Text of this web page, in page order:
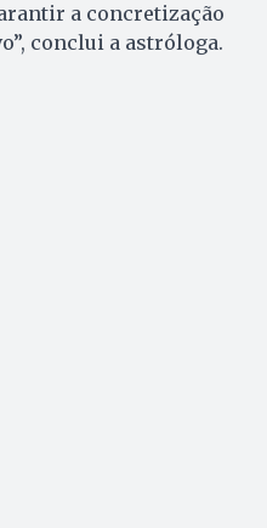
a concretização
conclui a astróloga.